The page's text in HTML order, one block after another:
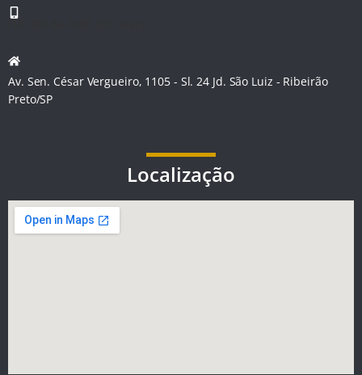
(16) 99136-1085 (Dr. Jean)
Av. Sen. César Vergueiro, 1105 - Sl. 24 Jd. São Luiz - Ribeirão
Preto/SP
Localização